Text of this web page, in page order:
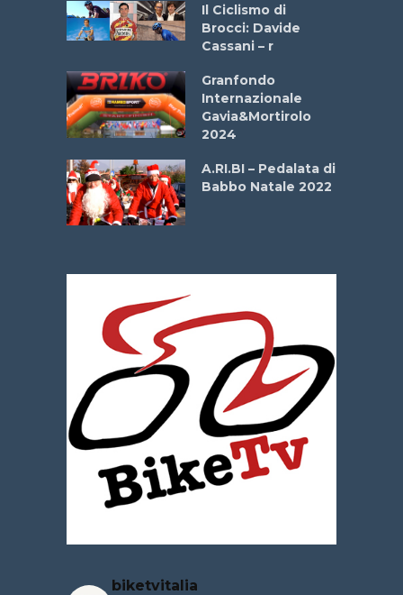
Il Ciclismo di
Brocci: Davide
Cassani – r
Granfondo
Internazionale
Gavia&Mortirolo
2024
A.RI.BI – Pedalata di
Babbo Natale 2022
biketvitalia